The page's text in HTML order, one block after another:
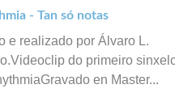
- Tan só notas
e realizado por Álvaro L.
do primeiro
en Master...